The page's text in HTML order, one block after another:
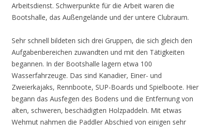
Arbeitsdienst. Schwerpunkte für die Arbeit waren die
Bootshalle, das Außengelände und der untere Clubraum.
Sehr schnell bildeten sich drei Gruppen, die sich gleich den
Aufgabenbereichen zuwandten und mit den Tätigkeiten
begannen. In der Bootshalle lagern etwa 100
Wasserfahrzeuge. Das sind Kanadier, Einer- und
Zweierkajaks, Rennboote, SUP-Boards und Spielboote. Hier
begann das Ausfegen des Bodens und die Entfernung von
alten, schweren, beschädigten Holzpaddeln. Mit etwas
Wehmut nahmen die Paddler Abschied von einigen sehr